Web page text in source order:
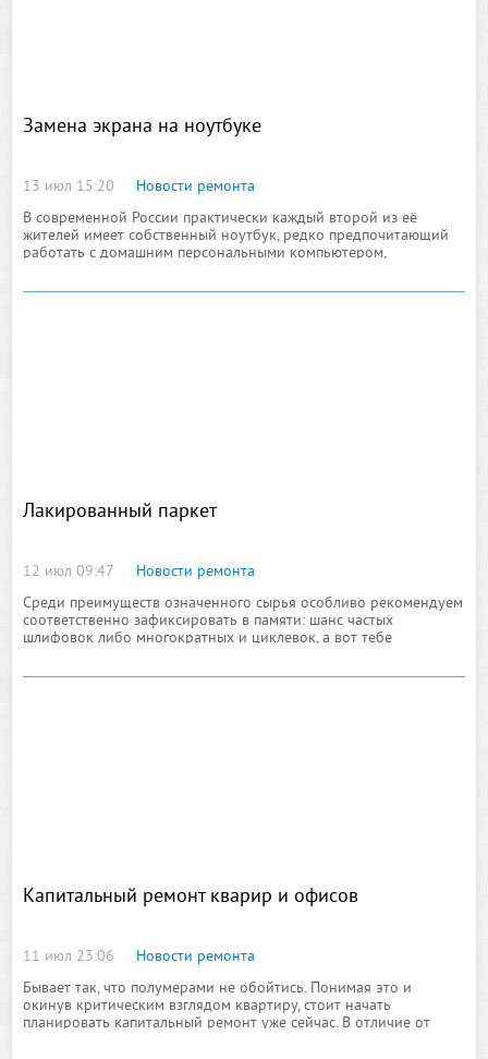
Замена экрана на ноутбуке
13 июл 15:20
Новости ремонта
В современной России практически каждый второй из её
жителей имеет собственный ноутбук, редко предпочитающий
работать с домашним персональными компьютером,
Лакированный паркет
12 июл 09:47
Новости ремонта
Среди преимуществ означенного сырья особливо рекомендуем
соответственно зафиксировать в памяти: шанс частых
шлифовок либо многократных и циклевок, а вот тебе
Капитальный ремонт кварир и офисов
11 июл 23:06
Новости ремонта
Бывает так, что полумерами не обойтись. Понимая это и
окинув критическим взглядом квартиру, стоит начать
планировать капитальный ремонт уже сейчас. В отличие от